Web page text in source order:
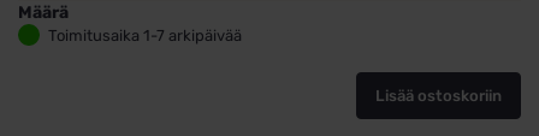
Määrä
KullattuToimitusaika 1-7 arkipäivää
Lisää ostoskoriin